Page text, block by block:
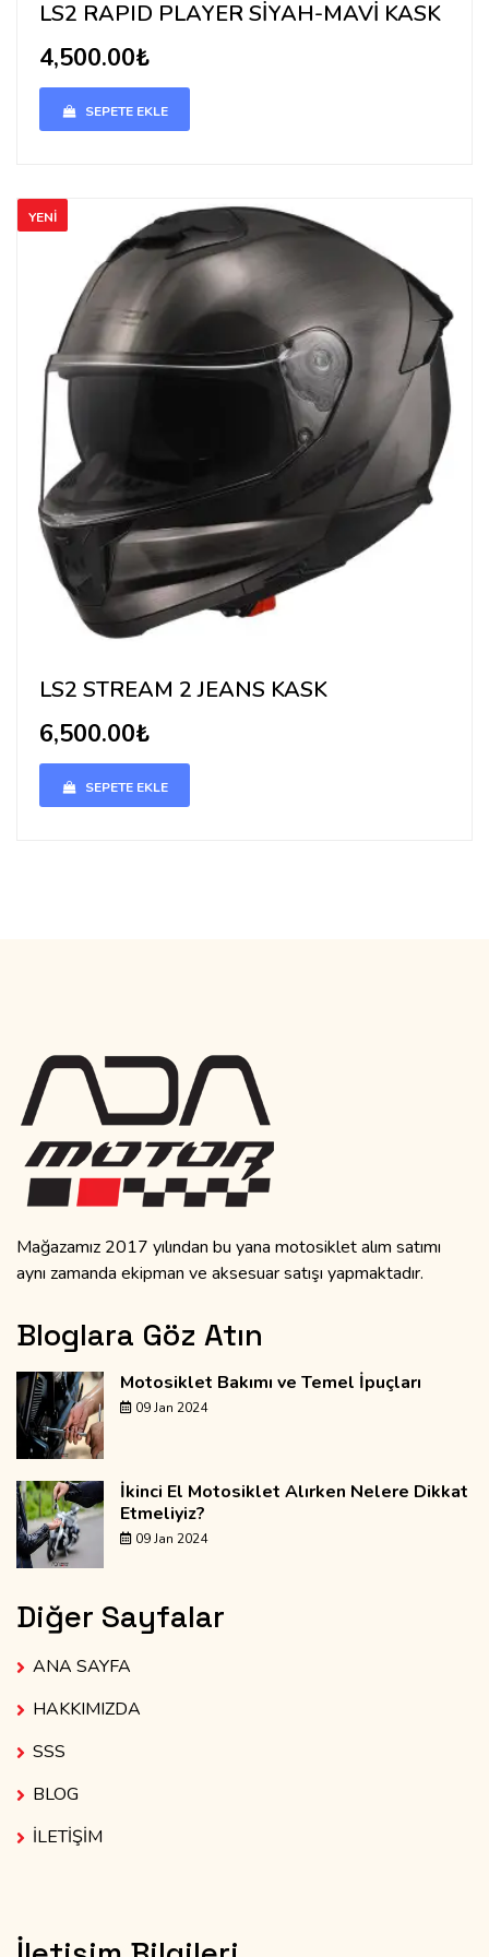
LS2 RAPID PLAYER SİYAH-MAVİ KASK
4,500.00₺
SEPETE EKLE
YENİ
LS2 STREAM 2 JEANS KASK
6,500.00₺
SEPETE EKLE
Mağazamız 2017 yılından bu yana motosiklet alım satımı
aynı zamanda ekipman ve aksesuar satışı yapmaktadır.
Bloglara Göz Atın
Motosiklet Bakımı ve Temel İpuçları
09 Jan 2024
İkinci El Motosiklet Alırken Nelere Dikkat
Etmeliyiz?
09 Jan 2024
Diğer Sayfalar
ANA SAYFA
HAKKIMIZDA
SSS
BLOG
İLETİŞİM